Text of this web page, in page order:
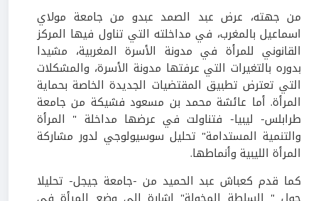
من جهته، عرض عبد الصمد عبدو من جامعة مولاي
اسماعيل بالمغرب، في مداخلته التي تناول فيها المركز
القانوني للمرأة في مدونة الأسرة المغربية، مشيدا
بدوره بالتغيرات التي عرفتها مدونة الأسرة، والمشكلات
التي تعترض تطبيق المقتضيات الجديدة الخاصة بحماية
المرأة. أما عائشة محمد بن مسعود فشيكة من جامعة
طرابلس- ليبيا- فتناولت في عرضها مداخلة " المرأة
والتنمية المستدامة" تحليل سوسيولوجي لدور مشاركة
المرأة الليبية وأنماطها.
كما قدم كعباش عبد الحميد من -جامعة جيجل- تحليلا